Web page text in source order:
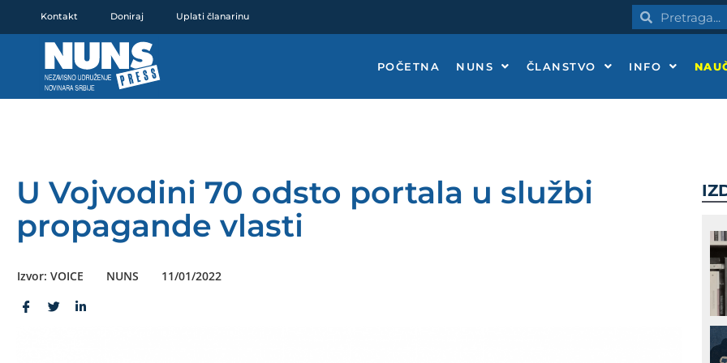
Kontakt Doniraj Uplati članarinu PretragaPretraga
POČETNA NUNS ČLANSTVO INFO
U Vojvodini 70 odsto portala u službi
propagande vlasti
Izvor: VOICE NUNS 11/01/2022